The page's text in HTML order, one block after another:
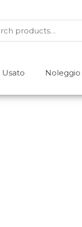
Usato Noleggio